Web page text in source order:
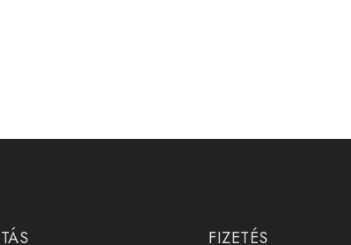
FIZETÉS